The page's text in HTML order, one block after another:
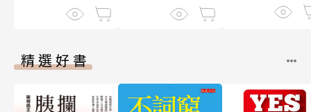
精選好書